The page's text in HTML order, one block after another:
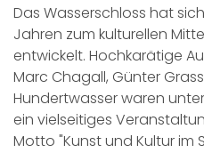
Das Wasserschloss hat
Jahren zum kulturellen
entwickelt. Hochkarätige
Marc Chagall, Günter
Hundertwasser waren
ein vielseitiges
Motto "Kunst und Kultur im